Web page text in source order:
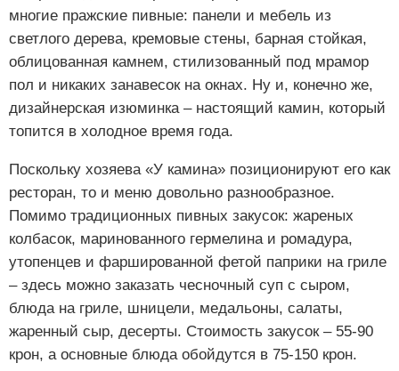
многие пражские пивные: панели и мебель из
светлого дерева, кремовые стены, барная стойкая,
облицованная камнем, стилизованный под мрамор
пол и никаких занавесок на окнах. Ну и, конечно же,
дизайнерская изюминка – настоящий камин, который
топится в холодное время года.
Поскольку хозяева «У камина» позиционируют его как
ресторан, то и меню довольно разнообразное.
Помимо традиционных пивных закусок: жареных
колбасок, маринованного гермелина и ромадура,
утопенцев и фаршированной фетой паприки на гриле
– здесь можно заказать чесночный суп с сыром,
блюда на гриле, шницели, медальоны, салаты,
жаренный сыр, десерты. Стоимость закусок – 55-90
крон, а основные блюда обойдутся в 75-150 крон.